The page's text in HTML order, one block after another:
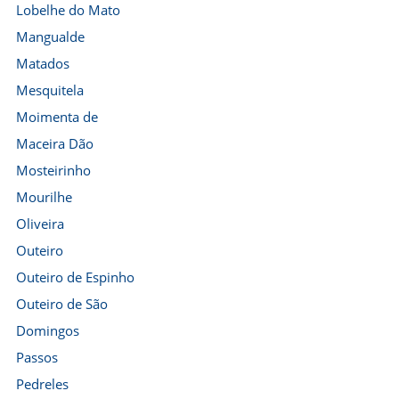
Lobelhe do Mato
Mangualde
Matados
Mesquitela
Moimenta de
Maceira Dão
Mosteirinho
Mourilhe
Oliveira
Outeiro
Outeiro de Espinho
Outeiro de São
Domingos
Passos
Pedreles